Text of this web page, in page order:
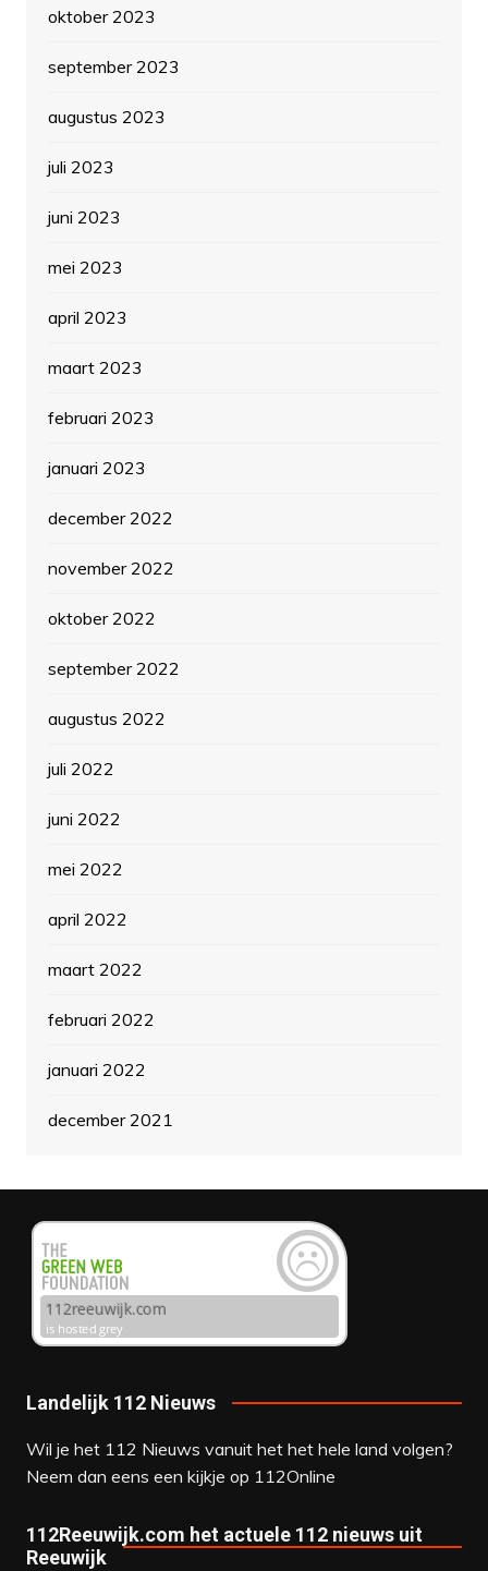
oktober 2023
september 2023
augustus 2023
juli 2023
juni 2023
mei 2023
april 2023
maart 2023
februari 2023
januari 2023
december 2022
november 2022
oktober 2022
september 2022
augustus 2022
juli 2022
juni 2022
mei 2022
april 2022
maart 2022
februari 2022
januari 2022
december 2021
Landelijk 112 Nieuws
Wil je het 112 Nieuws vanuit het het hele land volgen?
Neem dan eens een kijkje op 112Online
112Reeuwijk.com het actuele 112 nieuws uit
Reeuwijk